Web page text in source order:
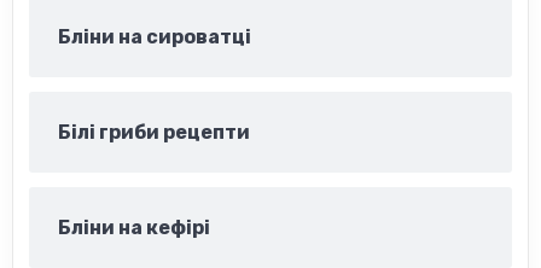
Бліни на сироватці
Білі гриби рецепти
Бліни на кефірі